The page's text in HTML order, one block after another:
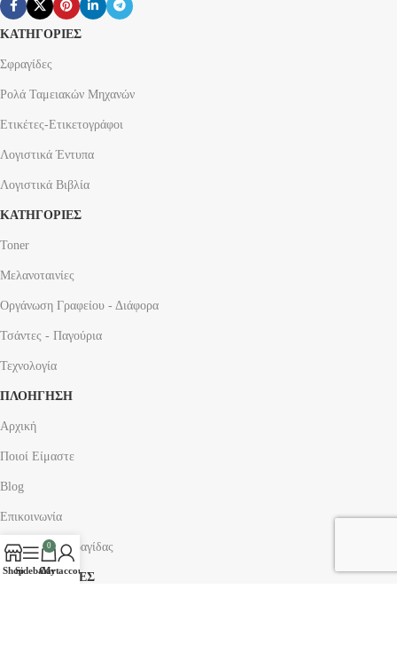
ΚΑΤΗΓΟΡΙΕΣ
Σφραγίδες
Ρολά Ταμειακών Μηχανών
Ετικέτες-Ετικετογράφοι
Λογιστικά Έντυπα
Λογιστικά Βιβλία
ΚΑΤΗΓΟΡΙΕΣ
Toner
Μελανοταινίες
Οργάνωση Γραφείου - Διάφορα
Τσάντες - Παγούρια
Τεχνολογία
ΠΛΟΗΓΗΣΗ
Αρχική
Ποιοί Είμαστε
Blog
Επικοινωνία
Κατασκευή Σφραγίδας
ΠΛΗΡΟΦΟΡΙΕΣ
ShopSidebar
0
Cart
My account